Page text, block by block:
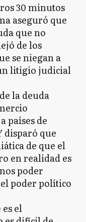
30 minutos
aseguró que
que no
de los
se niegan a
litigio judicial
la deuda
países de
disparó que
de que el
en realidad es
poder
poder político
el